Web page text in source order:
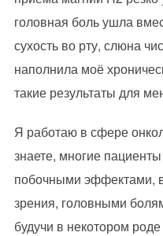
головная боль ушла
сухость во рту, слюна
наполнила моё
такие результаты для
Я работаю в сфере
знаете, многие
побочными эффектами,
зрения, головными
будучи в некотором